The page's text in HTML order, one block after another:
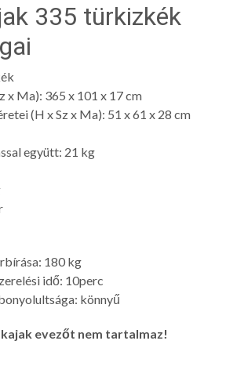
335 türkizkék
x Ma): 365 x 101 x 17 cm
(H x Sz x Ma): 51 x 61 x 28 cm
együtt: 21 kg
180 kg
idő: 10perc
könnyű
kajak evezőt nem tartalmaz!